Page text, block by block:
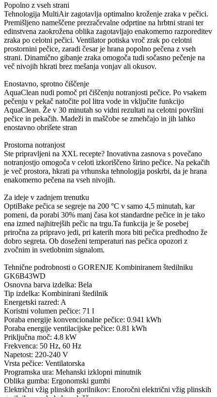
Popolno z vseh strani
Tehnologija MultiAir zagotavlja optimalno kroženje zraka v pečici.
Premišljeno nameščene prezračevalne odprtine na hrbtni strani ter
edinstvena zaokrožena oblika zagotavljajo enakomerno razporeditev
zraka po celotni pečici. Ventilator potiska vroč zrak po celotni
prostornini pečice, zaradi česar je hrana popolno pečena z vseh
strani. Dinamično gibanje zraka omogoča tudi sočasno pečenje na
več nivojih hkrati brez mešanja vonjav ali okusov.
Enostavno, sprotno čiščenje
AquaClean nudi pomoč pri čiščenju notranjosti pečice. Po vsakem
pečenju v pekač natočite pol litra vode in vključite funkcijo
AquaClean. Že v 30 minutah so vidni rezultati na celotni površini
pečice in pekačih. Madeži in maščobe se zmehčajo in jih lahko
enostavno obrišete stran
Prostorna notranjost
Ste pripravljeni na XXL recepte? Inovativna zasnova s povečano
notranjostjo omogoča v celoti izkoriščeno širino pečice. Na pekačih
je več prostora, hkrati pa vrhunska tehnologija poskrbi, da je hrana
enakomerno pečena na vseh nivojih.
Za ideje v zadnjem trenutku
OptiBake pečica se segreje na 200 °C v samo 4,5 minutah, kar
pomeni, da porabi 30% manj časa kot standardne pečice in je tako
ena izmed najhitrejših pečic na trgu.Ta funkcija je še posebej
priročna za pripravo jedi, pri katerih mora biti pečica predhodno že
dobro segreta. Ob doseženi temperaturi nas pečica opozori z
zvočnim in svetlobnim signalom.
Tehnične podrobnosti o GORENJE Kombiniranem štedilniku
GK6B43WD
Osnovna barva izdelka: Bela
Tip izdelka: Kombinirani štedilnik
Energetski razred: A
Koristni volumen pečice: 71 l
Poraba energije konvencionalne pečice: 0.941 kWh
Poraba energije ventilacijske pečice: 0.81 kWh
Priključna moč: 4.8 kW
Frekvenca: 50 Hz, 60 Hz
Napetost: 220-240 V
Vrsta pečice: Ventilatorska
Programska ura: Mehanski izklopni minutnik
Oblika gumba: Ergonomski gumbi
Električni vžig plinskih gorilnikov: Enoročni električni vžig plinskih